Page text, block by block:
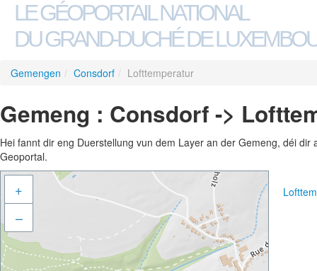
LE GÉOPORTAIL NATIONAL
DU GRAND-DUCHÉ DE
Gemengen / Consdorf / Lofttemperatur
Gemeng : Consdorf ->
Hei fannt dir eng Duerstellung vun dem Layer an der Gemeng, déi
Geoportal.
+
–